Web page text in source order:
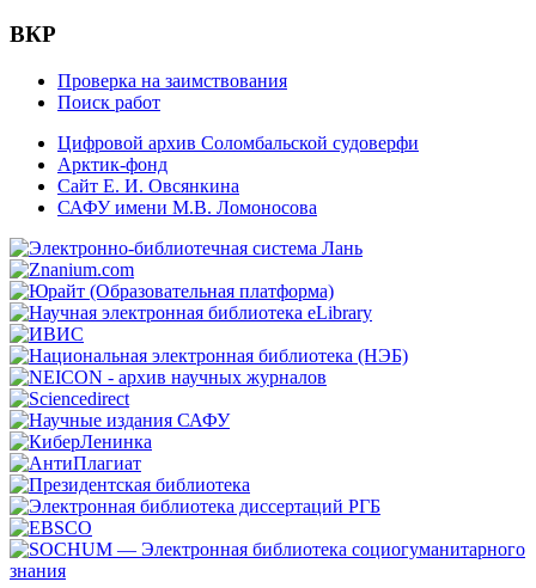
ВКР
Проверка на заимствования
Поиск работ
Цифровой архив Соломбальской судоверфи
Арктик-фонд
Сайт Е. И. Овсянкина
САФУ имени М.В. Ломоносова